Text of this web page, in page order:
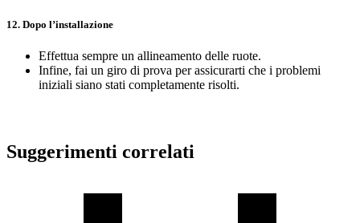
12. Dopo l’installazione
Effettua sempre un allineamento delle ruote.
Infine, fai un giro di prova per assicurarti che i problemi
iniziali siano stati completamente risolti.
Suggerimenti correlati